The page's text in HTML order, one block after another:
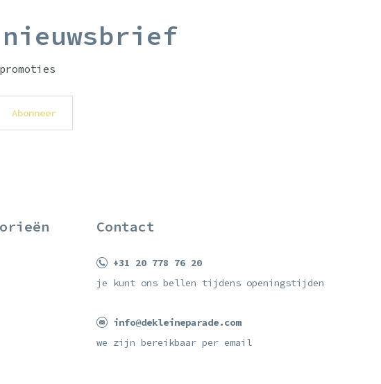
Abonneer
Contact
+31 20 778 76 20
je kunt ons bellen tijdens openingstijden
info@dekleineparade.com
we zijn bereikbaar per email